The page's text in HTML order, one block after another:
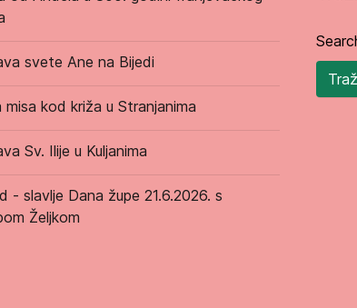
svete Ane na Bijedi
misa kod križa u Stranjanima
Sv. Ilije u Kuljanima
- slavlje Dana župe 21.6.2026. s
Željkom